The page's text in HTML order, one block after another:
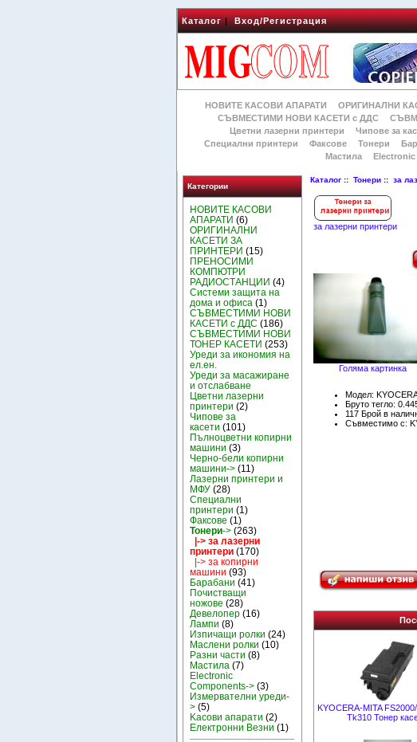
Каталог|Вход/Регистрация
НОВИТЕ КАСОВИ АПАРАТИ ОРИГИНАЛНИ
СЪВМЕСТИМИ НОВИ КАСЕТИ с ДДС
Цветни лазерни принтери
Чипове за
Специални принтери
Факсове Тонери
Мастила
Категории
НОВИТЕ КАСОВИ
АПАРАТИ (6)
ОРИГИНАЛНИ
КАСЕТИ ЗА
ПРИНТЕРИ (15)
ПРЕНОСИМИ
КОМПЮТРИ
РАДИОСТАНЦИИ (4)
Системи защита на
дома и офиса (1)
СЪВМЕСТИМИ НОВИ
КАСЕТИ с ДДС (186)
СЪВМЕСТИМИ НОВИ
ТОНЕР КАСЕТИ (253)
Уреди за икономия на
ел.ен.
Уреди за масажиране
и отслабване
Цветни лазерни
принтери (2)
Чипове за
касети (101)
Пълноцветни копирни
машини (3)
Черно-бели копирни
машини-> (11)
Лазерни принтери и
МФУ (28)
Специални
принтери (1)
Факсове (1)
Тонери-> (263)
|-> за лазерни
принтери (170)
|-> за копирни
машини (93)
Барабани (41)
Почистващи
ножове (28)
Девелопер (16)
Лампи (8)
Изпичащи ролки (24)
Маслени ролки (10)
Разни части (8)
Мастила (7)
Electronic
Components-> (3)
Измервателни уреди-
> (5)
Kасови апарати (2)
Електронни Везни (1)
Каталог ::Тонери ::за
за лазерни принтери
Голяма картинка
Модел:
Бруто тегло:
117 Брой в
Съвместимо с:
KYOCERA-MITA
Tk310 Тонер